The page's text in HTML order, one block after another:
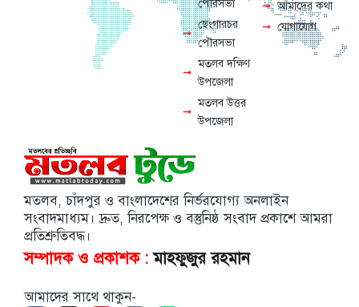
মতলব, চাঁদপুর ও বাংলাদেশের নির্ভরযোগ্য অনলাইন
সংবাদমাধ্যম। দ্রুত, নিরপেক্ষ ও বস্তুনিষ্ঠ সংবাদ প্রকাশে আমরা
প্রতিশ্রুতিবদ্ধ।
সম্পাদক ও প্রকাশক :মাহফুজুর রহমান
আমাদের সাথে থাকুন-
পৌরসভা
ছেংগারচর
পৌরসভা
মতলব দক্ষিণ
উপজেলা
মতলব উত্তর
উপজেলা
আমাদের কথা
যোগাযোগ